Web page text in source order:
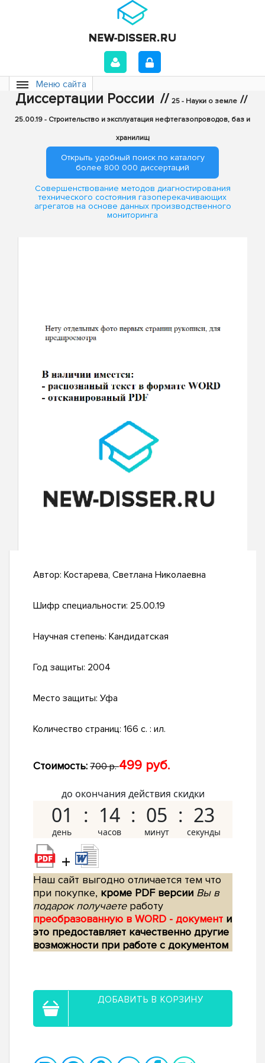
Меню сайта
Диссертации России // 25 - Науки о земле //
25.00.19 - Строительство и эксплуатация нефтегазопроводов, баз и
хранилищ
Открыть удобный поиск по каталогу
более 800 000 диссертаций
Совершенствование методов диагностирования
технического состояния газоперекачивающих
агрегатов на основе данных производственного
мониторинга
Автор: Костарева, Светлана Николаевна
Шифр специальности: 25.00.19
Научная степень: Кандидатская
Год защиты: 2004
Место защиты: Уфа
Количество страниц: 166 с. : ил.
Стоимость: 700 р.499 руб.
до окончания действия скидки
01 14 05 22
+
Наш сайт выгодно отличается тем что
при покупке, кроме PDF версии Вы в
подарок получаетеработу
преобразованную в WORD - документ и
это предоставляет качественно другие
возможности при работе с документом
ДОБАВИТЬ В КОРЗИНУ